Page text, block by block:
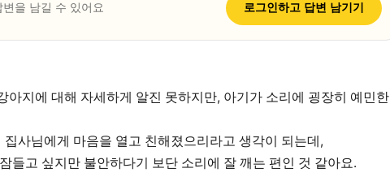
변을 남길 수 있어요 로그인하고 답변 남기기
아지에 대해 자세하게 알진 못하지만, 아기가 소리에 굉장히 예민한
집사님에게 마음을 열고 친해졌으리라고 생각이 되는데,
들고 싶지만 불안하다기 보단 소리에 잘 깨는 편인 것 같아요.